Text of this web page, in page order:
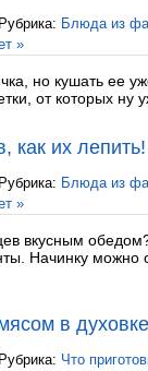
Рубрика: Блюда из
»
но кушать ее
от которых ну
как их лепить!
Рубрика: Блюда из
»
вкусным
Начинку можно
в духовке
Рубрика: Что